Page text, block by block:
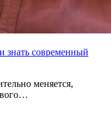
знать современный
меняется,